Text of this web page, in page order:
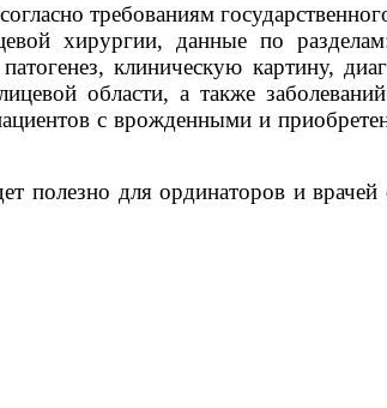
требованиям
хирургии, данные по
клиническую картину,
области, а также
с врожденными и
полезно для ординаторов и врачей